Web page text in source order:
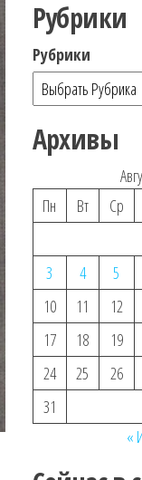
Рубрики
Рубрики
Архивы
Пн
Вт Ср
3
4 5
10
11 12
17
18 19
24
25 26
31
«